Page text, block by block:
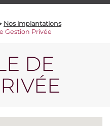
Nos implantations
Gestion Privée
DE